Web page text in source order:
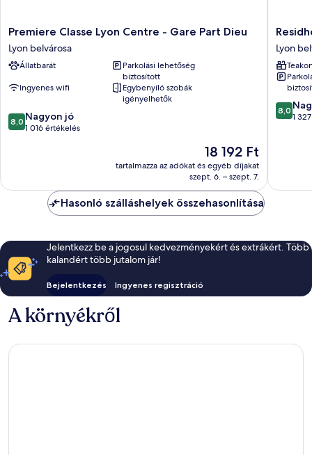
Premiere
Classe
Lyon
Centre
Gare
Dieu
Lyon
Premiere Classe Lyon Centre - Gare Part Dieu
Lyon belvárosa
Állatbarát
Parkolási lehetőség
biztosított
Ingyenes wifi
Egybenyíló szobák
igényelhetők
8.0
ennyiből:
értékelés
8,0 Nagyon jó
1 016 értékelés
Az
18 192 Ft
18 192 Ft
tartalmazza az adókat és egyéb díjakat
szept. 6. – szept. 7.
Lyon
Part
Dieu
Lyon
Lyon
8.0
8,0
1
Hasonló szálláshelyek összehasonlítása
Jelentkezz be a jogosul kedvezményekért és extrákért. Több
kalandért több jutalom jár!
Bejelentkezés Ingyenes regisztráció
A környékről